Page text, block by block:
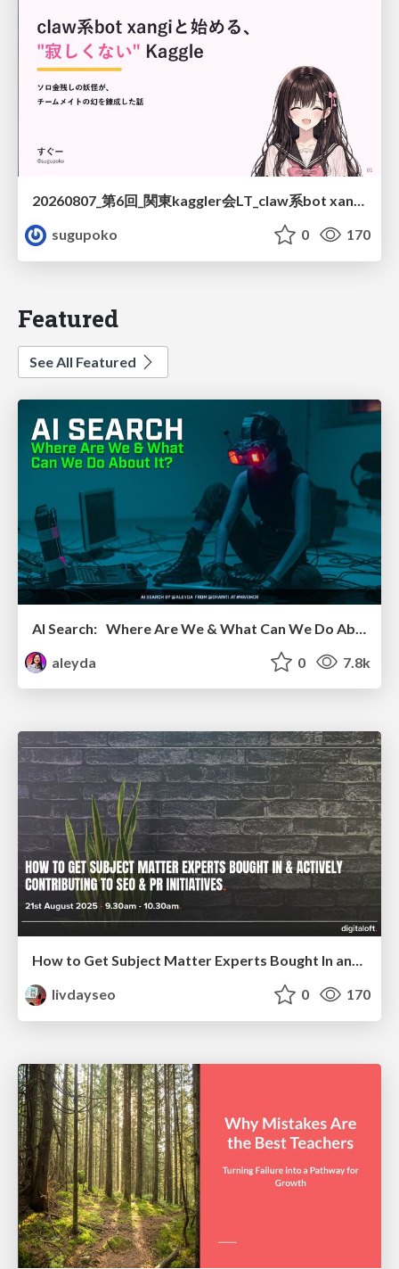
20260807_第6回_関東kaggler会LT_claw系bot xangiと始める、"寂しくない" kaggle
sugupoko
0 170
Featured
See All Featured
aleyda
0 7.8k
How to Get Subject Matter Experts Bought In and Actively Contributing to SEO & PR Initiatives.
livdayseo
0 170